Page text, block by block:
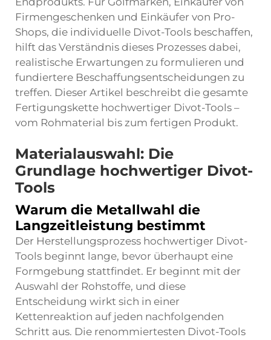
Firmengeschenken und Einkäufer von Pro-
Shops, die individuelle Divot-Tools beschaffen,
hilft das Verständnis dieses Prozesses dabei,
realistische Erwartungen zu formulieren und
fundiertere Beschaffungsentscheidungen zu
treffen. Dieser Artikel beschreibt die gesamte
Fertigungskette hochwertiger Divot-Tools –
vom Rohmaterial bis zum fertigen Produkt.
Materialauswahl: Die
Grundlage hochwertiger Divot-
Tools
Warum die Metallwahl die
Langzeitleistung bestimmt
Der Herstellungsprozess hochwertiger Divot-
Tools beginnt lange, bevor überhaupt eine
Formgebung stattfindet. Er beginnt mit der
Auswahl der Rohstoffe, und diese
Entscheidung wirkt sich in einer
Kettenreaktion auf jeden nachfolgenden
Schritt aus. Die renommiertesten Divot-Tools